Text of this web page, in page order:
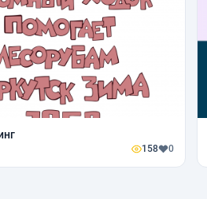
158 0